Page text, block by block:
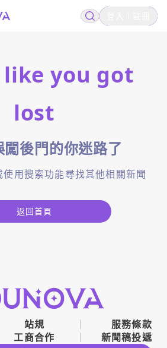
like you got
lost
後門的你迷路了
用搜索功能尋找其他相關新聞
返回首頁
站規
服務條款
工商合作 新聞稿投遞